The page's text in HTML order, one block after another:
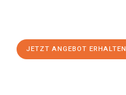
JETZT ANGEBOT ERHALTEN